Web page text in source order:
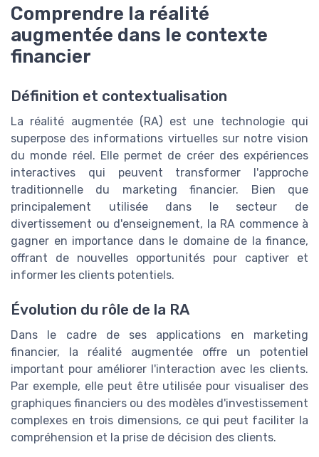
Comprendre la réalité
augmentée dans le contexte
financier
Définition et contextualisation
La réalité augmentée (RA) est une technologie qui
superpose des informations virtuelles sur notre vision
du monde réel. Elle permet de créer des expériences
interactives qui peuvent transformer l'approche
traditionnelle du marketing financier. Bien que
principalement utilisée dans le secteur de
divertissement ou d'enseignement, la RA commence à
gagner en importance dans le domaine de la finance,
offrant de nouvelles opportunités pour captiver et
informer les clients potentiels.
Évolution du rôle de la RA
Dans le cadre de ses applications en marketing
financier, la réalité augmentée offre un potentiel
important pour améliorer l'interaction avec les clients.
Par exemple, elle peut être utilisée pour visualiser des
graphiques financiers ou des modèles d'investissement
complexes en trois dimensions, ce qui peut faciliter la
compréhension et la prise de décision des clients.